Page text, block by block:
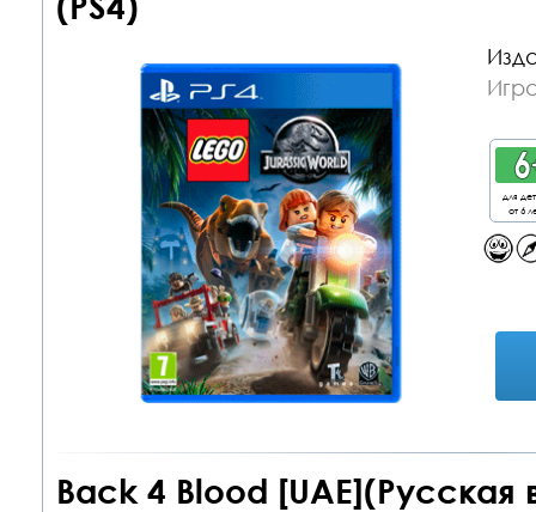
для
от 6
Back 4 Blood [UAE](Русская